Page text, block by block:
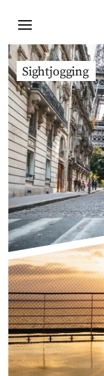
Sightjogging